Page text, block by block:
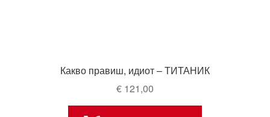
Какво правиш, идиот – ТИТАНИК
€ 121,00